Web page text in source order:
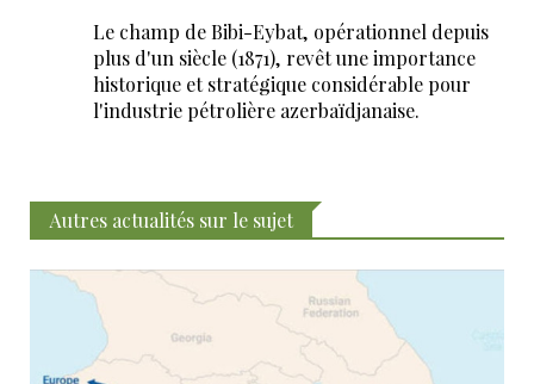
Le champ de Bibi-Eybat, opérationnel depuis
plus d'un siècle (1871), revêt une importance
historique et stratégique considérable pour
l'industrie pétrolière azerbaïdjanaise.
Autres actualités sur le sujet